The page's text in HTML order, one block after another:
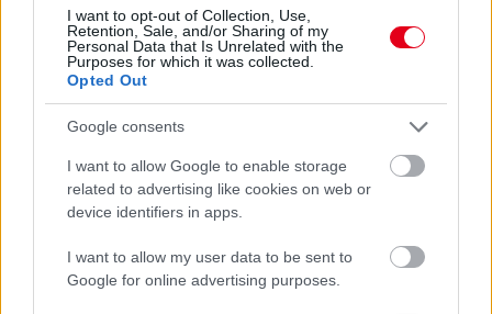
I want to opt-out of Collection, Use,
Retention, Sale, and/or Sharing of my
Personal Data that Is Unrelated with the
Purposes for which it was collected.
Opted Out
Google consents
I want to allow Google to enable storage
related to advertising like cookies on web or
device identifiers in apps.
I want to allow my user data to be sent to
Google for online advertising purposes.
Montoya szerint Antonelli kedvessége sem segít
Russellen